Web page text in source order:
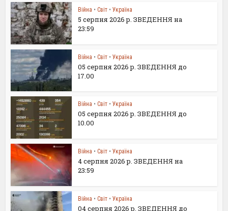
Війна • Світ • Україна
5 серпня 2026 р. ЗВЕДЕННЯ на
23:59
Війна • Світ • Україна
05 серпня 2026 р. ЗВЕДЕННЯ до
17.00
Війна • Світ • Україна
05 серпня 2026 р. ЗВЕДЕННЯ до
10.00
Війна • Світ • Україна
4 серпня 2026 р. ЗВЕДЕННЯ на
23:59
Війна • Світ • Україна
04 серпня 2026 р. ЗВЕДЕННЯ до